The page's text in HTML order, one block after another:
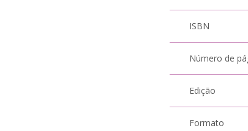
ISBN
Número de
Edição
Formato